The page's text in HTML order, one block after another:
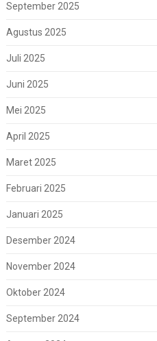
September 2025
Agustus 2025
Juli 2025
Juni 2025
Mei 2025
April 2025
Maret 2025
Februari 2025
Januari 2025
Desember 2024
November 2024
Oktober 2024
September 2024